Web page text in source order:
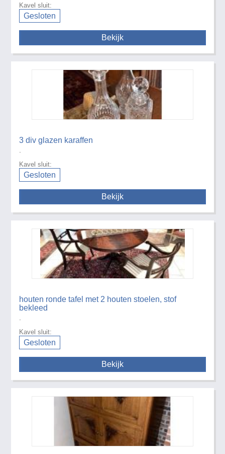
Kavel sluit:
Gesloten
Bekijk
3 div glazen karaffen
Kavel sluit:
Gesloten
Bekijk
houten ronde tafel met 2 houten stoelen, stof
bekleed
Kavel sluit:
Gesloten
Bekijk